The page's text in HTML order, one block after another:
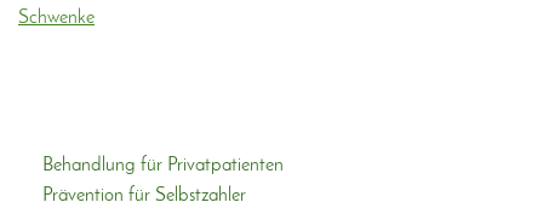
Schwenke
Behandlung für Privatpatienten
Prävention für Selbstzahler